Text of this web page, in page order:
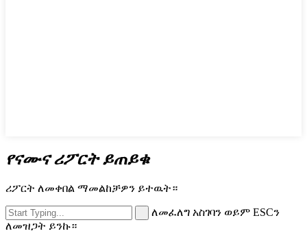
የናሙና ሪፖርት ይጠይቁ
ሪፖርት ለመቀበል ማመልከቻዎን ይተዉት።
ለመፈለግ አስገባን ወይም ESCን
ለመዝጋት ይንኩ።